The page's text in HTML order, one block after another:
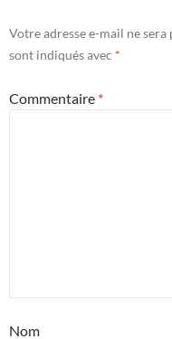
Votre adresse e-mail ne sera
sont indiqués avec *
Commentaire *
Nom